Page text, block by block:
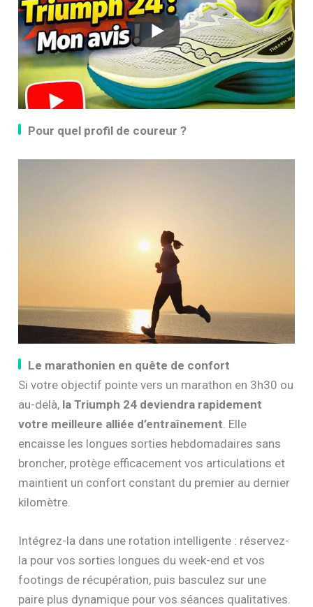
Pour quel profil de coureur ?
Le marathonien en quête de confort
Si votre objectif pointe vers un marathon en 3h30 ou
au-delà, la Triumph 24 deviendra rapidement
votre meilleure alliée d’entraînement . Elle
encaisse les longues sorties hebdomadaires sans
broncher, protège efficacement vos articulations et
maintient un confort constant du premier au dernier
kilomètre.
Intégrez-la dans une rotation intelligente : réservez-
la pour vos sorties longues du week-end et vos
footings de récupération, puis basculez sur une
paire plus dynamique pour vos séances qualitatives.